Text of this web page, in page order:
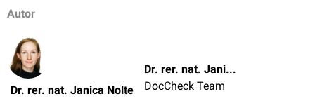
Autor
Dr. rer. nat. Janica Nolte
Dr. rer. nat. Janica Nolte
DocCheck Team